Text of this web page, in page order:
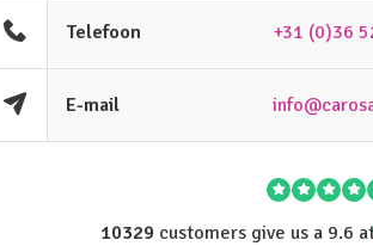
Telefoon +31 (0)36
E-mail
10329customers give us a 9.6